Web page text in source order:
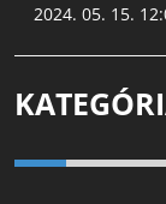
2024. 05. 15.